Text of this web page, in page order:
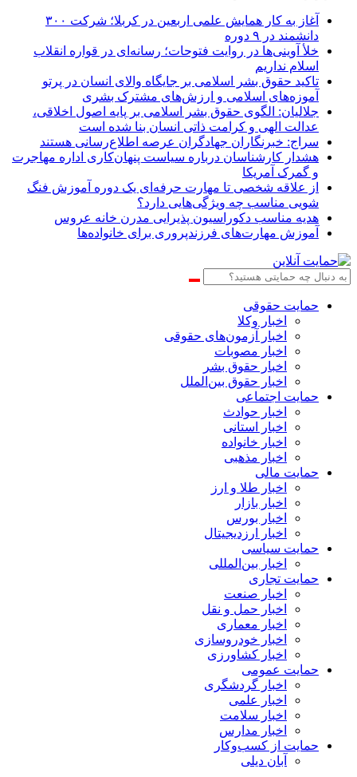
آغاز به کار همایش علمی اربعین در کربلا؛ شرکت ۳۰۰
دانشمند در ۹ دوره
خلأ آوینی‌ها در روایت فتوحات؛ رسانه‌ای در قواره انقلاب
اسلام نداریم
تاکید حقوق بشر اسلامی بر جایگاه والای انسان در پرتو
آموزه‌های اسلامی و ارزش‌های مشترک بشری
جلالیان: الگوی حقوق بشر اسلامی بر پایه اصول اخلاقی،
عدالت الهی و کرامت ذاتی انسان بنا شده است
سراج: خبرنگاران جهادگران عرصه اطلاع‌رسانی هستند
هشدار کارشناسان درباره سیاست پنهان‌کاری اداره مهاجرت
و گمرک آمریکا
از علاقه شخصی تا مهارت حرفه‌ای یک دوره آموزش فنگ
شویی مناسب چه ویژگی‌هایی دارد؟
هدیه مناسب دکوراسیون پذیرایی مدرن خانه عروس
آموزش مهارت‌های فرزندپروری برای خانواده‌ها
حمایت حقوقی
اخبار وکلا
اخبار آزمون‌های حقوقی
اخبار مصوبات
اخبار حقوق بشر
اخبار حقوق بین‌الملل
حمایت اجتماعی
اخبار حوادث
اخبار استانی
اخبار خانواده
اخبار مذهبی
حمایت مالی
اخبار طلا و ارز
اخبار بازار
اخبار بورس
اخبار ارزدیجیتال
حمایت سیاسی
اخبار بین‌المللی
حمایت تجاری
اخبار صنعت
اخبار حمل و نقل
اخبار معماری
اخبار خودروسازی
اخبار کشاورزی
حمایت عمومی
اخبار گردشگری
اخبار علمی
اخبار سلامت
اخبار مدارس
حمایت از کسب‌وکار
آبان دیلی